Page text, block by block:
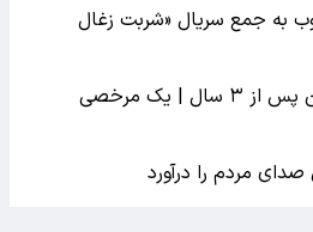
به جمع سریال «شربت زغال
بازگشت بازیگر مشهور زن پس از ۳ سال | یک مرخصی
مردم را درآورد